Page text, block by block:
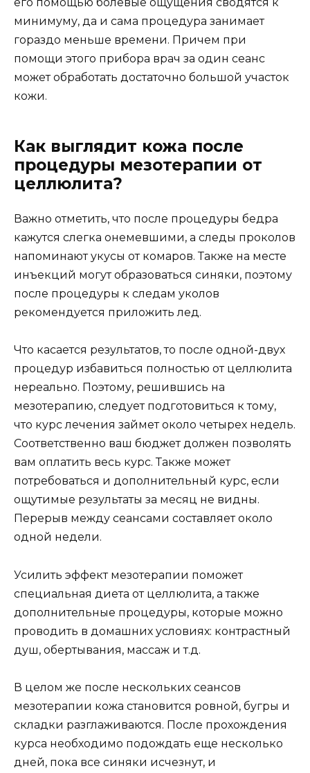
минимуму, да и сама процедура занимает
гораздо меньше времени. Причем при
помощи этого прибора врач за один сеанс
может обработать достаточно большой участок
кожи.
Как выглядит кожа после
процедуры мезотерапии от
целлюлита?
Важно отметить, что после процедуры бедра
кажутся слегка онемевшими, а следы проколов
напоминают укусы от комаров. Также на месте
инъекций могут образоваться синяки, поэтому
после процедуры к следам уколов
рекомендуется приложить лед.
Что касается результатов, то после одной-двух
процедур избавиться полностью от целлюлита
нереально. Поэтому, решившись на
мезотерапию, следует подготовиться к тому,
что курс лечения займет около четырех недель.
Соответственно ваш бюджет должен позволять
вам оплатить весь курс. Также может
потребоваться и дополнительный курс, если
ощутимые результаты за месяц не видны.
Перерыв между сеансами составляет около
одной недели.
Усилить эффект мезотерапии поможет
специальная диета от целлюлита, а также
дополнительные процедуры, которые можно
проводить в домашних условиях: контрастный
душ, обертывания, массаж и т.д.
В целом же после нескольких сеансов
мезотерапии кожа становится ровной, бугры и
складки разглаживаются. После прохождения
курса необходимо подождать еще несколько
дней, пока все синяки исчезнут, и